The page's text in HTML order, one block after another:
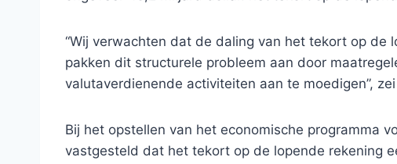
“Wij verwachten dat de daling van het tekort op de
pakken dit structurele probleem aan door
valutaverdienende activiteiten aan te moedigen”,
Bij het opstellen van het economische programma
vastgesteld dat het tekort op de lopende rekening